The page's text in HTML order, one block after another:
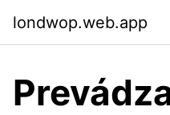
londwop.web.app